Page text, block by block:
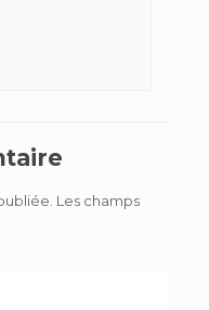
Les champs